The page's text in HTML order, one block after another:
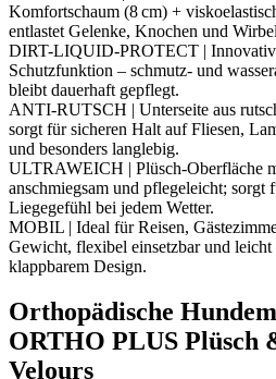
Komfortschaum (8 cm) +
entlastet Gelenke, Knochen und
DIRT-LIQUID-PROTECT |
Schutzfunktion – schmutz- und
bleibt dauerhaft gepflegt.
ANTI-RUTSCH | Unterseite aus
sorgt für sicheren Halt auf Fliesen,
und besonders langlebig.
ULTRAWEICH | Plüsch-Oberfläche
anschmiegsam und pflegeleicht; sorgt
Liegegefühl bei jedem Wetter.
MOBIL | Ideal für Reisen,
Gewicht, flexibel einsetzbar und leicht
klappbarem Design.
Orthopädische
ORTHO PLUS Plüsch
Velours